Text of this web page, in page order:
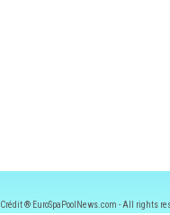
Crédit ® EuroSpaPoolNews.com - All rights